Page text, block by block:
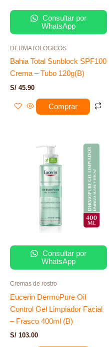
Consultar por
WhatsApp
DERMATOLOGICOS
Bahia Total Sunblock SPF100
Crema – Tubo 120g(B)
S/ 45.90
Comprar
Consultar por
WhatsApp
Cremas de rostro
Eucerin DermoPure Oil
Control Gel Limpiador Facial
– Frasco 400ml (B)
S/ 103.00